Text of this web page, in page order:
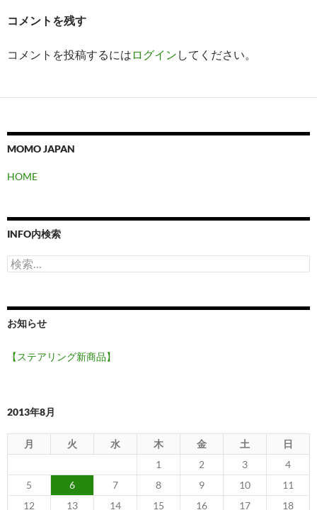
ビ
ー
ン
コメントを残す
コメントを投稿するには ログイン してください。
MOMO JAPAN
HOME
INFO内検索
検
索:
お知らせ
【ステアリング新商品】
2013年8月
月 火 水 木 金 土
日
1
2 3
4
5
6 7 8 9 10
11
12
13 14 15 16 17 18